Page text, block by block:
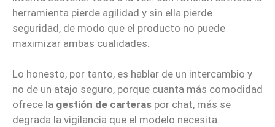
herramienta pierde agilidad y sin ella pierde
seguridad, de modo que el producto no puede
maximizar ambas cualidades.
Lo honesto, por tanto, es hablar de un intercambio y
no de un atajo seguro, porque cuanta más comodidad
ofrece la gestión de carteras por chat, más se
degrada la vigilancia que el modelo necesita.